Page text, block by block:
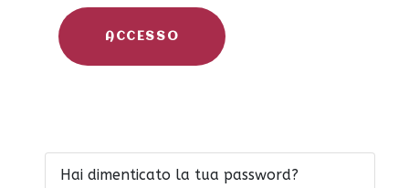
ACCESSO
Hai dimenticato la tua password?